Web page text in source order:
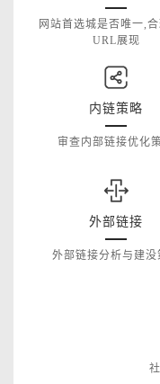
网站首选城是否唯一,
URL展现
内链策略
审查内部链接优化
外部链接
外部链接分析与建没